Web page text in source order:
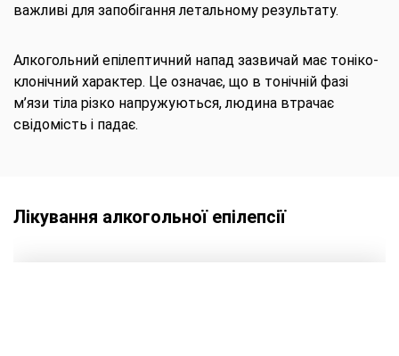
важливі для запобігання летальному результату.
Алкогольний епілептичний напад зазвичай має тоніко-
клонічний характер. Це означає, що в тонічній фазі
м’язи тіла різко напружуються, людина втрачає
свідомість і падає.
Лікування алкогольної епілепсії